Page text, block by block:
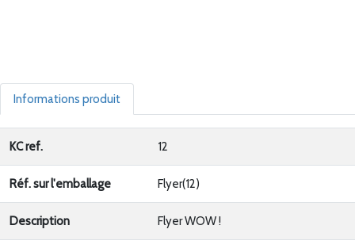
Informations produit
KC ref. 12
Réf. sur l'emballage Flyer(12)
Description Flyer WOW !